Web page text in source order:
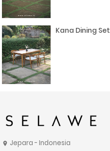
Kana Dining Set
location_on Jepara - Indonesia